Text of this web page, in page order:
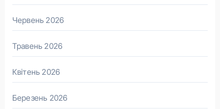
Червень 2026
Травень 2026
Квітень 2026
Березень 2026